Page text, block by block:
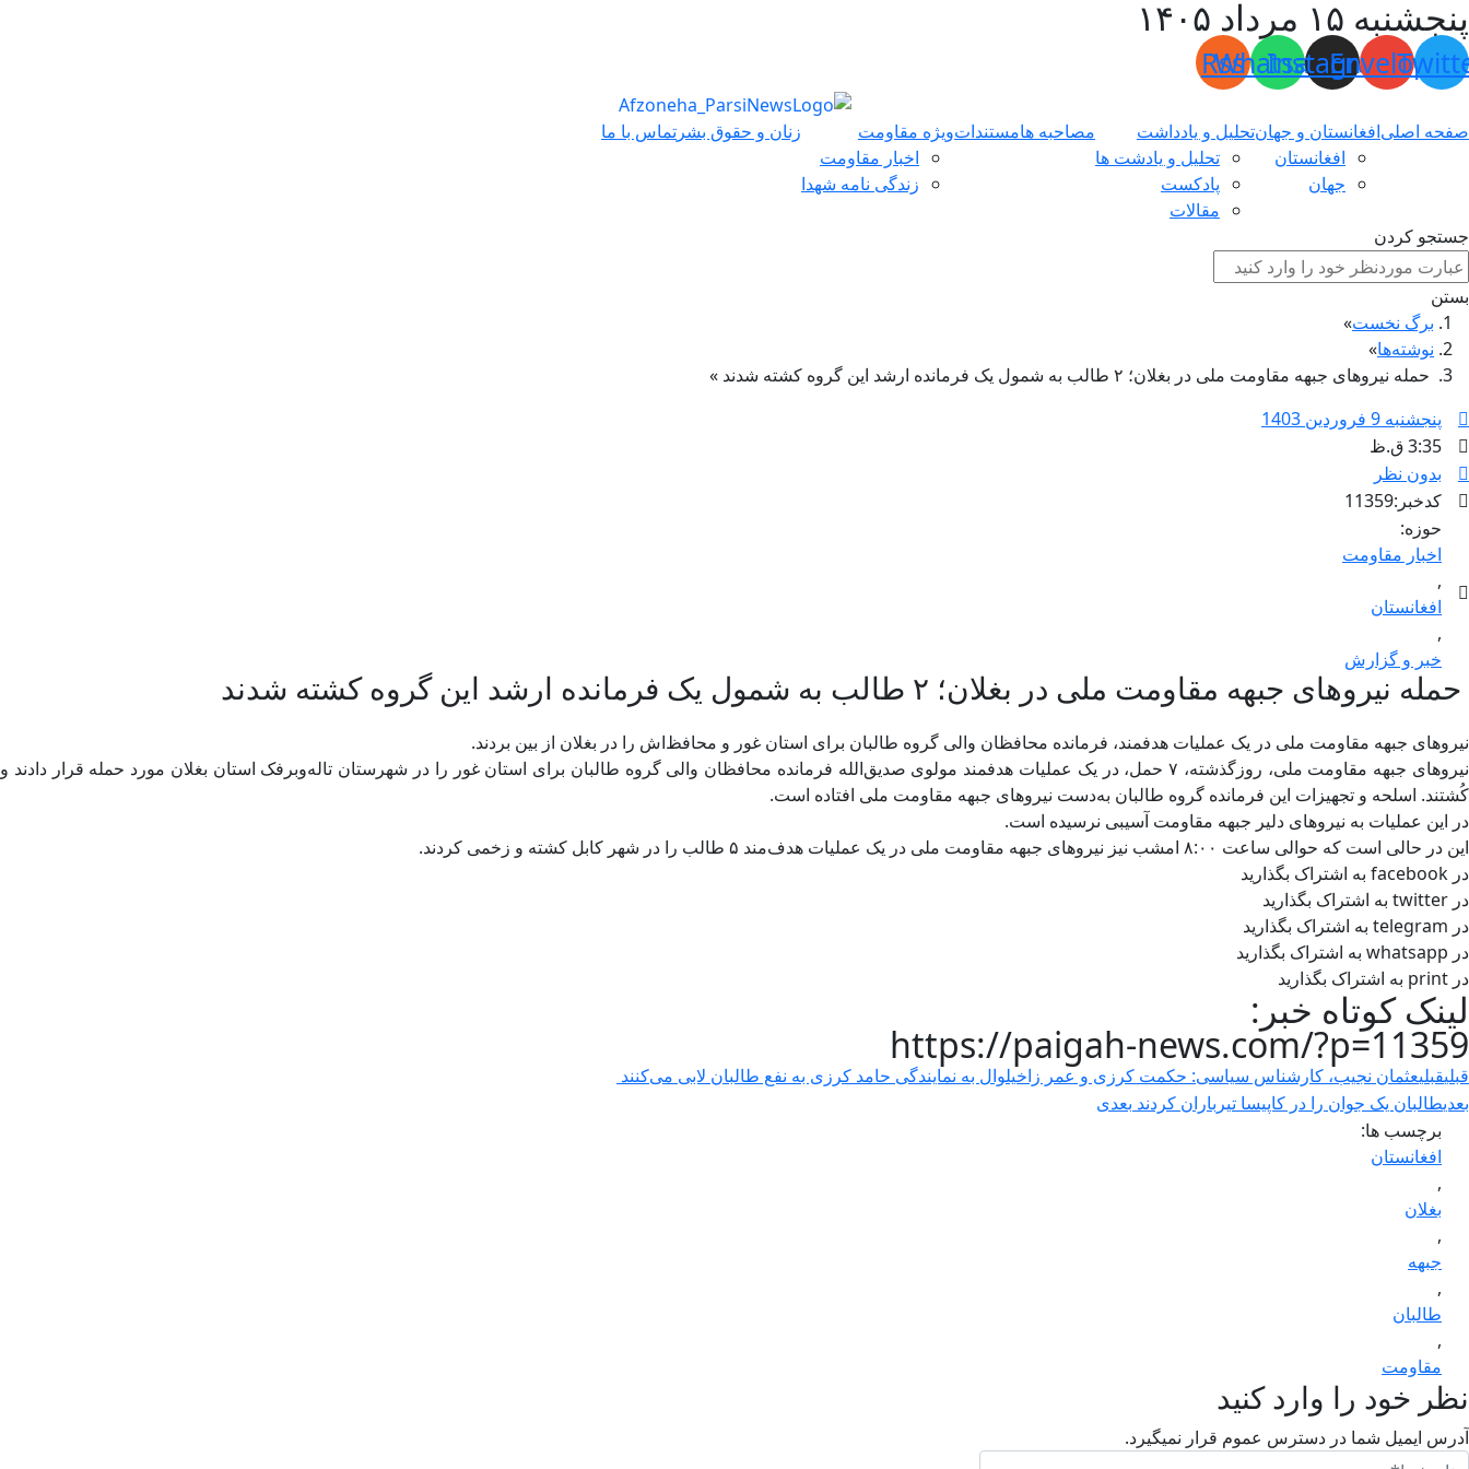
پنجشنبه ۱۵ مرداد ۱۴۰۵
Envelope
Instagram
Whatsapp
Rss
صفحه اصلیافغانستان و جهان
افغانستان
جهان
تحلیل و یادداشت
تحلیل و یادشت ها
پادکست
مقالات
مصاحبه هامستنداتویژه مقاومت
اخبار مقاومت
زندگی نامه شهدا
زنان و حقوق بشر تماس با ما
جستجو کردن
بستن
برگ نخست
نوشته‌ها
حمله نیروهای جبهه مقاومت ملی در بغلان؛ ۲ طالب به شمول یک فرمانده ارشد این گروه کشته شدند
پنجشنبه 9 فروردین 1403
3:35 ق.ظ
بدون نظر
کدخبر:11359
حوزه:
اخبار مقاومت
,
افغانستان
,
خبر و گزارش
حمله نیروهای جبهه مقاومت ملی در بغلان؛ ۲ طالب به شمول یک فرمانده ارشد این گروه کشته شدند
نیروهای جبهه مقاومت ملی در یک عملیات هدفمند، فرمانده محافظان والی گروه طالبان برای استان غور و محافظ‌اش را در بغلان از بین بردند.
نیروهای جبهه مقاومت ملی، روزگذشته، ۷ حمل، در یک عملیات هدفمند مولوی صدیق‌الله فرمانده محافظان والی گروه طالبان برای استان غور را در شهرستان تاله‌وبرفک استان بغلان مورد حمله قرار دادند و
کُشتند. اسلحه و تجهیزات این فرمانده گروه طالبان به‌دست نیروهای جبهه مقاومت ملی افتاده است.
در این عملیات به نیروهای دلیر جبهه مقاومت آسیبی نرسیده است.
این در حالی است که حوالی ساعت ۸:۰۰ امشب نیز نیروهای جبهه مقاومت ملی در یک عملیات هدف‌مند ۵ طالب را در شهر کابل کشته و زخمی کردند.
در facebook به اشتراک بگذارید
در twitter به اشتراک بگذارید
در telegram به اشتراک بگذارید
در whatsapp به اشتراک بگذارید
در print به اشتراک بگذارید
لینک کوتاه خبر:
https://paigah-news.com/?p=11359
قبلیقبلیعثمان نجیب، کارشناس سیاسی: حکمت کرزی و عمر زاخیلوال به نمایندگی حامد کرزی به نفع طالبان لابی می‌کنند
بعدیطالبان یک جوان را در کاپیسا تیرباران کردند بعدی
برچسب ها:
افغانستان
,
بغلان
,
جبهه
,
طالبان
,
مقاومت
نظر خود را وارد کنید
آدرس ایمیل شما در دسترس عموم قرار نمیگیرد.